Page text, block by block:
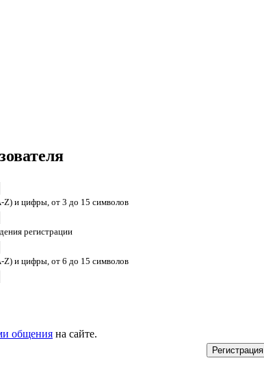
Z) и цифры, от 3 до 15 символов
регистрации
Z) и цифры, от 6 до 15 символов
общения на сайте.